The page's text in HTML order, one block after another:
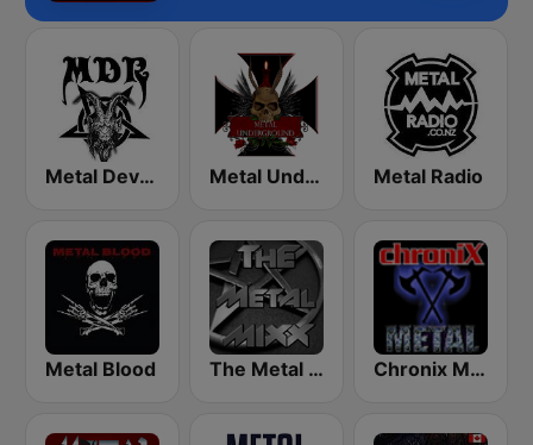
Metal Devastation Radio Metal Underground Metal Radio
Metal Blood The Metal MIXX Chronix Metal